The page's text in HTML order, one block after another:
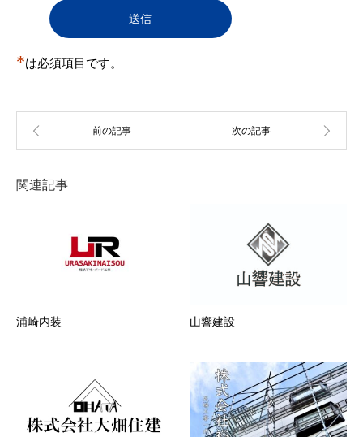
判明した場合も承認を取り消すことがある。
登録申込をした自然人・法人・団体・組織等が
（２）登録申込の際の申告事項に、虚偽の記載、誤
れがあると事務局が判断する場合
（４）
反社会的活動を行う団体もしくはこれらと関連
行った者
第5条 会員情報の変更
会員は、登録情報（住所・電話番号等）に変更が
あった場合、速やかに当社所定の方法により、変
たとしても、当社は一切その責任を負いません。
生じた損害について、事務局はいずれに対しても
一切責任を負いません。
第6条 会員登録の抹消
１．会員が登録抹消・途中解約する場合は、所定の方
*は必須項目です。
関連記事
浦崎内装 山響建設